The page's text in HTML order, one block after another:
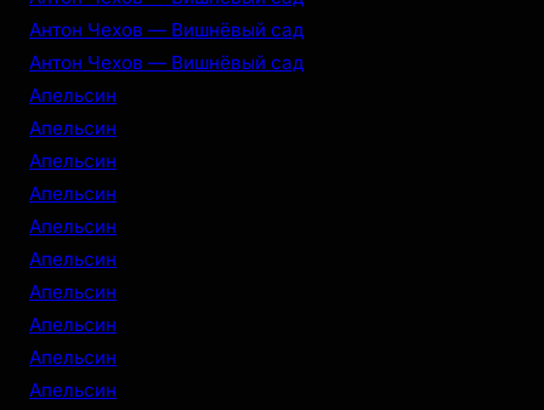
Антон Чехов — Вишнёвый сад
Антон Чехов — Вишнёвый сад
Апельсин
Апельсин
Апельсин
Апельсин
Апельсин
Апельсин
Апельсин
Апельсин
Апельсин
Апельсин